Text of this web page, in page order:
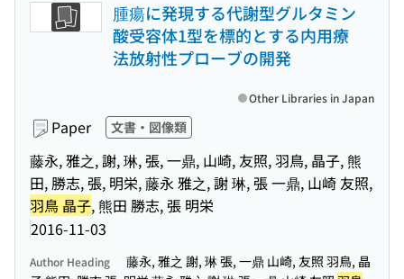
腫瘍に発現する代謝型グルタミン
酸受容体1型を標的とする内用療
法放射性プローブの開発
Paper 文書・図像類
藤永, 雅之, 謝, 琳, 張, 一鼎, 山崎, 友照, 羽鳥, 晶子, 熊
田, 勝志, 張, 明栄, 藤永 雅之, 謝 琳, 張 一鼎, 山崎 友照,
羽鳥 晶子, 熊田 勝志, 張 明栄
2016-11-03
Other Libraries in Japan
Author Heading
藤永, 雅之 謝, 琳 張, 一鼎 山崎, 友照 羽鳥, 晶